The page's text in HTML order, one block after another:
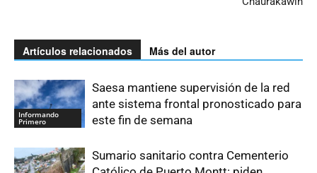
Artículos relacionados Más del autor
Informando
Primero
Saesa mantiene supervisión de la red
ante sistema frontal pronosticado para
este fin de semana
Sumario sanitario contra Cementerio